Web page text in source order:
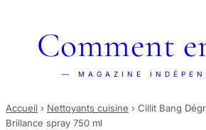
Comment
— MAGAZINE
Accueil › Nettoyants cuisine › Cillit Bang
Brillance spray 750 ml